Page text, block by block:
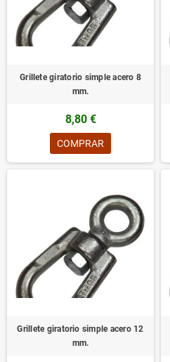
Grillete giratorio simple acero 8
mm.
8,80 €
COMPRAR
Grillete giratorio simple acero 12
mm.